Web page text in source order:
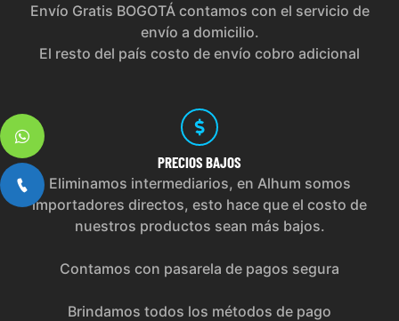
Envío Gratis BOGOTÁ contamos con el servicio de
envío a domicilio.
El resto del país costo de envío cobro adicional
PRECIOS BAJOS
Eliminamos intermediarios, en Alhum somos
importadores directos, esto hace que el costo de
nuestros productos sean más bajos.
Contamos con pasarela de pagos segura
Brindamos todos los métodos de pago